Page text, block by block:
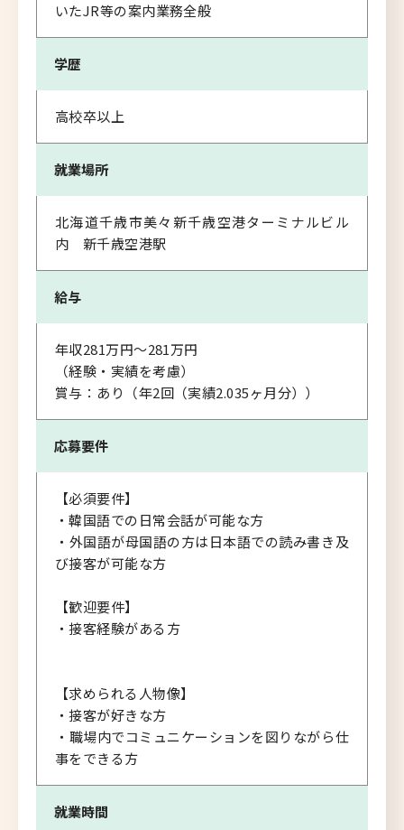
いたJR等の案内業務全般
学歴
高校卒以上
就業場所
北海道千歳市美々新千歳空港ターミナルビル
内 新千歳空港駅
給与
年収281万円～281万円
（経験・実績を考慮）
賞与：あり（年2回（実績2.035ヶ月分））
応募要件
【必須要件】
・韓国語での日常会話が可能な方
・外国語が母国語の方は日本語での読み書き及
び接客が可能な方
【歓迎要件】
・接客経験がある方
【求められる人物像】
・接客が好きな方
・職場内でコミュニケーションを図りながら仕
事をできる方
就業時間